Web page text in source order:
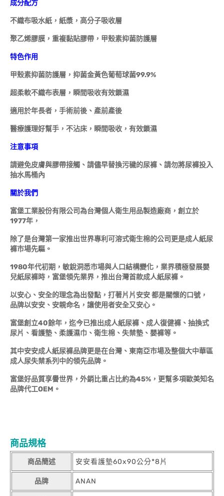
成分配方
不織布吸水紙，紙漿，高分子吸收層
聚乙烯膠膜，重複黏貼膠帶，甲殼素抑菌防護層
特色作用
甲殼素抑菌防護層，抑菌金黃色葡萄球菌99.9%
超柔軟不織布表層，瞬間吸收有效鎖濕
適用於年長者，手術前後、產前產後
醫療護理好幫手，不沾床，瞬間吸收，有效鎖濕
注意事項
請避免皮膚與膠帶接觸、請儘早替換污穢的尿褲、請勿將尿褲投入
抽水馬桶內
關於我們
富堡工業股份有限公司為台灣個人衛生用品製造廠商，創立於
1977年，
除了是台灣第一家推出世界專利可溶式衛生棉的公司更是成人紙尿
褲市場先驅。
1980年代初期，敏銳洞悉市場與人口結構變化，業界積極發展嬰
兒紙尿褲時，富堡領先業界，推出台灣首款成人紙尿褲。
以安心、安全的理念為出發點，打著片片安安 都是關懷的口號，
品牌以安安、安親命名，讓使用者安全又安心。
富堡創立40餘年，迄今已推出成人紙尿褲、成人復健褲、抽換式
尿片、看護墊、柔護濕巾、衛生棉、失禁墊、嬰褲等。
其中安安成人紙尿褲品牌更是在台灣、東南亞市場及整個大中華區
成人尿失禁系列中的領先品牌。
富堡好品質享譽世界，外銷比重占比約為45%，更幫多項歐美知名
品牌代工OEM。
商品規格
商品簡述 安安看護墊60x90公分*8片
品牌 ANAN